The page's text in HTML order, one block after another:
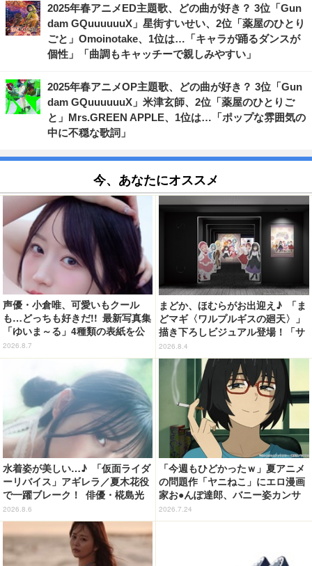
2025年春アニメED主題歌、どの曲が好き？ 3位「Gun
dam GQuuuuuuX」星街すいせい、2位「薬屋のひとり
ごと」Omoinotake、1位は…「キャラが踊るダンスが
個性」「曲調もキャッチーで親しみやすい」
2025年春アニメOP主題歌、どの曲が好き？ 3位「Gun
dam GQuuuuuuX」米津玄師、2位「薬屋のひとりご
と」Mrs.GREEN APPLE、1位は…「ポップな雰囲気の
中に不穏な歌詞」
今、あなたにオススメ
声優・小倉唯、可愛いもクール
も…どっちも好きだ!! 最新写真集
「ゆいま～る」4種類の表紙を公
開！「成長した私の姿を楽しんで
いただけたら」
2026.8.7
まどか、ほむらがお出迎え♪ 「ま
どマギ〈ワルプルギスの廻天〉」
描き下ろしビジュアル登場！「サ
ンシャインシティプリンスホテ
ル」コラボ開催
2026.8.4
水着姿が美しい…♪ 「仮面ライダ
ーリバイス」アギレラ／夏木花役
で一躍ブレーク！ 俳優・椛島光
の2nd写真集が予約開始
2026.8.6
「今週もひどかったｗ」夏アニメ
の問題作「ヤニねこ」にエロ漫画
家お●んぽ達郎、バニー姿カンサ
イねこ登場にゃ！ 第4話の衝撃ラ
ストに「ヤバいをどんどん更新し
2026.7.24